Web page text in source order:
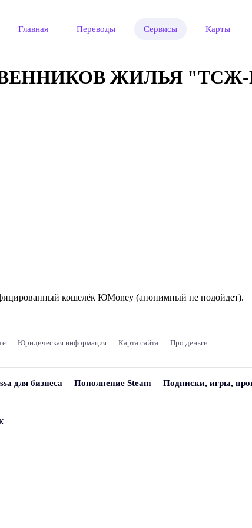
Главная Переводы Сервисы Карты
ЖИЛЬЯ "ТСЖ-
кошелёк ЮMoney (анонимный не подойдет).
Юридическая информация Карта сайта Про деньги
для бизнеса Пополнение Steam Подписки, игры,